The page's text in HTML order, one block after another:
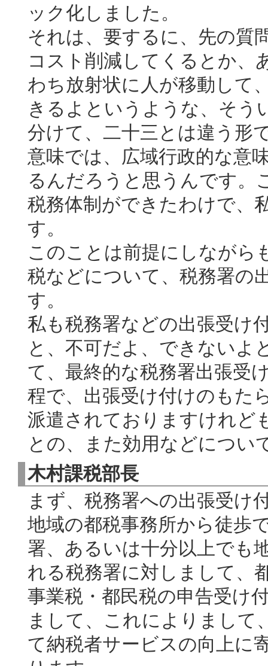
ック化しました。
それは、要するに、先の質
コスト削減してくるとか、
わち放射状に人が移動して
きるよというような、そう
分けて、二十三とは違う形
意味では、広域行政的な意
るんだろうと思うんです。
税務体制ができたわけで、
す。
このことは前提にしながら
税などについて、税務署の
す。
私も税務署などの出張受け
と、不可だよ、できないよ
て、最終的な税務署出張受
程で、出張受け付けのもた
派遣されておりますけれど
との、また効用などについ
木村課税部長
まず、税務署への出張受け
地域の都税事務所から徒歩
署、あるいは十分以上でも
れる税務署に対しまして、
事業税・都民税の申告受け
まして、これによりまして
て納税者サービスの向上に